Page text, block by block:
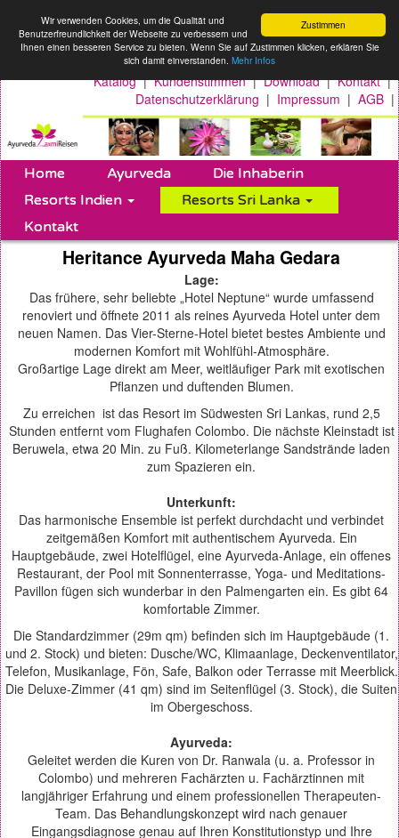
Zustimmen
Wir verwenden Cookies, um die Qualität und
Benutzerfreundlichkeit der Webseite zu verbessern und
Ihnen einen besseren Service zu bieten. Wenn Sie auf Zustimmen klicken, erklären Sie
sich damit einverstanden. Mehr Infos
Katalog|Kundenstimmen|Download|Kontakt|
Datenschutzerklärung | Impressum | AGB|
Home Ayurveda
Die Inhaberin
Resorts Indien
Resorts Sri Lanka
Kontakt
Heritance Ayurveda Maha Gedara
Lage:
Das frühere, sehr beliebte „Hotel Neptune“ wurde umfassend
renoviert und öffnete 2011 als reines Ayurveda Hotel unter dem
neuen Namen. Das Vier-Sterne-Hotel bietet bestes Ambiente und
modernen Komfort mit Wohlfühl-Atmosphäre.
Großartige Lage direkt am Meer, weitläufiger Park mit exotischen
Pflanzen und duftenden Blumen.
Zu erreichen ist das Resort im Südwesten Sri Lankas, rund 2,5
Stunden entfernt vom Flughafen Colombo. Die nächste Kleinstadt ist
Beruwela, etwa 20 Min. zu Fuß. Kilometerlange Sandstrände laden
zum Spazieren ein.
Unterkunft:
Das harmonische Ensemble ist perfekt durchdacht und verbindet
zeitgemäßen Komfort mit authentischem Ayurveda. Ein
Hauptgebäude, zwei Hotelflügel, eine Ayurveda-Anlage, ein offenes
Restaurant, der Pool mit Sonnenterrasse, Yoga- und Meditations-
Pavillon fügen sich wunderbar in den Palmengarten ein. Es gibt 64
komfortable Zimmer.
Die Standardzimmer (29m qm) befinden sich im Hauptgebäude (1.
und 2. Stock) und bieten: Dusche/WC, Klimaanlage, Deckenventilator,
Telefon, Musikanlage, Fön, Safe, Balkon oder Terrasse mit Meerblick.
Die Deluxe-Zimmer (41 qm) sind im Seitenflügel (3. Stock), die Suiten
im Obergeschoss.
Ayurveda:
Geleitet werden die Kuren von Dr. Ranwala (u. a. Professor in
Colombo) und mehreren Fachärzten u. Fachärztinnen mit
langjähriger Erfahrung und einem professionellen Therapeuten-
Team. Das Behandlungskonzept wird nach genauer
Eingangsdiagnose genau auf Ihren Konstitutionstyp und Ihre